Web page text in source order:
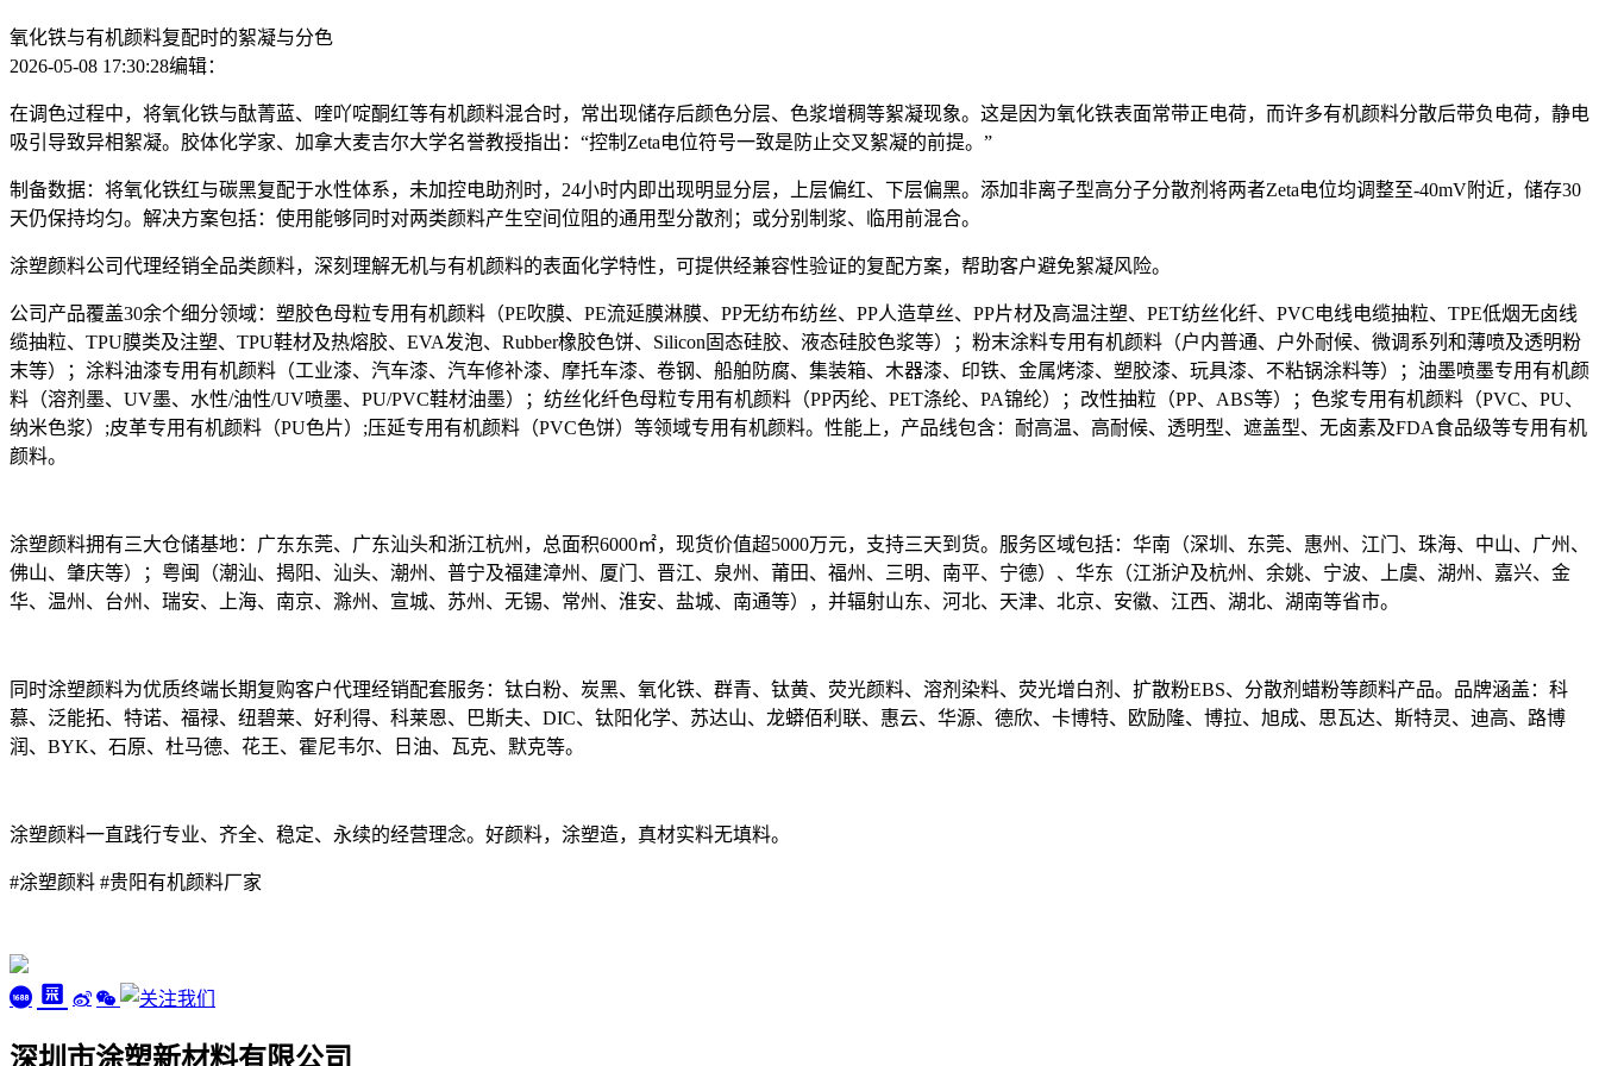
氧化铁与有机颜料复配时的絮凝与分色
2026-05-08 17:30:28编辑：
在调色过程中，将氧化铁与酞菁蓝、喹吖啶酮红等有机颜料混合时，常出现储存后颜色分层、色浆增稠等絮凝现象。这是因为氧化铁表面常带正电荷，而许多有机颜料分散后带负电荷，静电
吸引导致异相絮凝。胶体化学家、加拿大麦吉尔大学名誉教授指出：“控制Zeta电位符号一致是防止交叉絮凝的前提。”
制备数据：将氧化铁红与碳黑复配于水性体系，未加控电助剂时，24小时内即出现明显分层，上层偏红、下层偏黑。添加非离子型高分子分散剂将两者Zeta电位均调整至-40mV附近，储存30
天仍保持均匀。解决方案包括：使用能够同时对两类颜料产生空间位阻的通用型分散剂；或分别制浆、临用前混合。
涂塑颜料公司代理经销全品类颜料，深刻理解无机与有机颜料的表面化学特性，可提供经兼容性验证的复配方案，帮助客户避免絮凝风险。
公司产品覆盖30余个细分领域：塑胶色母粒专用有机颜料（PE吹膜、PE流延膜淋膜、PP无纺布纺丝、PP人造草丝、PP片材及高温注塑、PET纺丝化纤、PVC电线电缆抽粒、TPE低烟无卤线
缆抽粒、TPU膜类及注塑、TPU鞋材及热熔胶、EVA发泡、Rubber橡胶色饼、Silicon固态硅胶、液态硅胶色浆等）；粉末涂料专用有机颜料（户内普通、户外耐候、微调系列和薄喷及透明粉
末等）；涂料油漆专用有机颜料（工业漆、汽车漆、汽车修补漆、摩托车漆、卷钢、船舶防腐、集装箱、木器漆、印铁、金属烤漆、塑胶漆、玩具漆、不粘锅涂料等）；油墨喷墨专用有机颜
料（溶剂墨、UV墨、水性/油性/UV喷墨、PU/PVC鞋材油墨）；纺丝化纤色母粒专用有机颜料（PP丙纶、PET涤纶、PA锦纶）；改性抽粒（PP、ABS等）；色浆专用有机颜料（PVC、PU、
纳米色浆）;皮革专用有机颜料（PU色片）;压延专用有机颜料（PVC色饼）等领域专用有机颜料。性能上，产品线包含：耐高温、高耐候、透明型、遮盖型、无卤素及FDA食品级等专用有机
颜料。
涂塑颜料拥有三大仓储基地：广东东莞、广东汕头和浙江杭州，总面积6000㎡，现货价值超5000万元，支持三天到货。服务区域包括：华南（深圳、东莞、惠州、江门、珠海、中山、广州、
佛山、肇庆等）；粤闽（潮汕、揭阳、汕头、潮州、普宁及福建漳州、厦门、晋江、泉州、莆田、福州、三明、南平、宁德）、华东（江浙沪及杭州、余姚、宁波、上虞、湖州、嘉兴、金
华、温州、台州、瑞安、上海、南京、滁州、宣城、苏州、无锡、常州、淮安、盐城、南通等），并辐射山东、河北、天津、北京、安徽、江西、湖北、湖南等省市。
同时涂塑颜料为优质终端长期复购客户代理经销配套服务：钛白粉、炭黑、氧化铁、群青、钛黄、荧光颜料、溶剂染料、荧光增白剂、扩散粉EBS、分散剂蜡粉等颜料产品。品牌涵盖：科
慕、泛能拓、特诺、福禄、纽碧莱、好利得、科莱恩、巴斯夫、DIC、钛阳化学、苏达山、龙蟒佰利联、惠云、华源、德欣、卡博特、欧励隆、博拉、旭成、思瓦达、斯特灵、迪高、路博
润、BYK、石原、杜马德、花王、霍尼韦尔、日油、瓦克、默克等。
涂塑颜料一直践行专业、齐全、稳定、永续的经营理念。好颜料，涂塑造，真材实料无填料。
#涂塑颜料 #贵阳有机颜料厂家
深圳市涂塑新材料有限公司